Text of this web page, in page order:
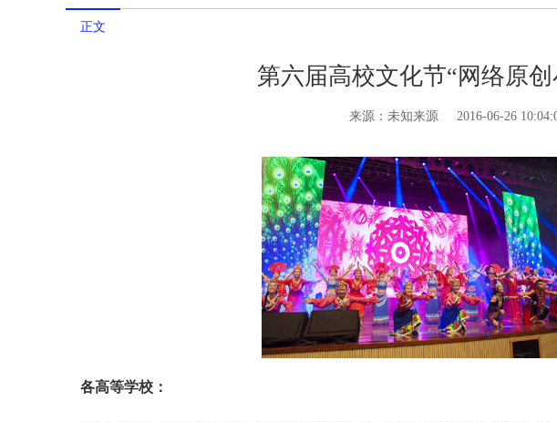
正文
第六届高校文化节“网络原
来源： 未知来源 2016-06-26
各高等学校：